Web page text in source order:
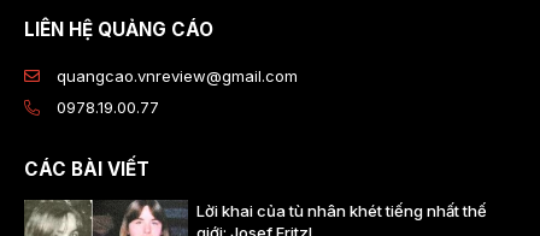
LIÊN HỆ QUẢNG CÁO
quangcao.vnreview@gmail.com
0978.19.00.77
CÁC BÀI VIẾT
Lời khai của tù nhân khét tiếng nhất thế